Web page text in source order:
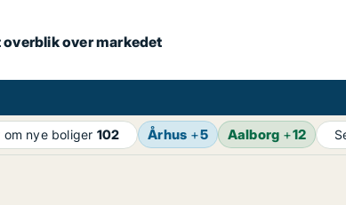
overblik over markedet
nye boliger 102 Århus +5 Aalborg +12